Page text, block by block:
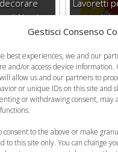
Gestisci Consenso
best experiences, we and our
and/or access device information.
allow us and our partners to
or unique IDs on this site and
or withdrawing consent, may
consent to the above or make
to this site only. You can change
di Natale
Lavoretti
del
per
la ricetta
Biscotti di
omini